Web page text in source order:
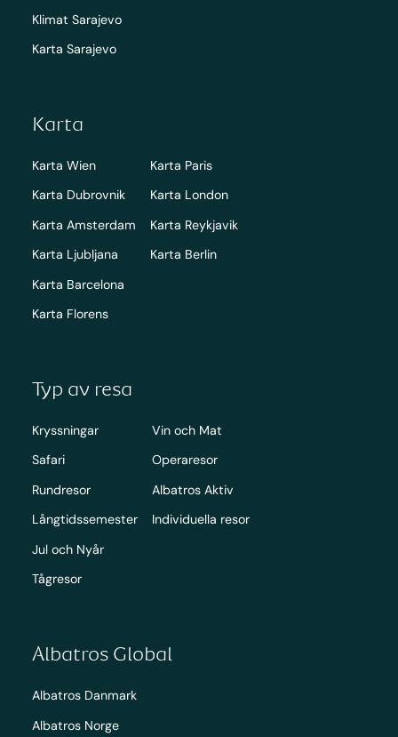
Klimat Sarajevo
Karta Sarajevo
Karta
Karta Wien
Karta Dubrovnik
Karta Amsterdam
Karta Ljubljana
Karta Barcelona
Karta Florens
Karta Paris
Karta London
Karta Reykjavik
Karta Berlin
Typ av resa
Kryssningar
Safari
Rundresor
Långtidssemester
Jul och Nyår
Tågresor
Vin och Mat
Operaresor
Albatros Aktiv
Individuella resor
Albatros Global
Albatros Danmark
Albatros Norge